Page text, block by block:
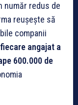
număr redus de
reușește să
companii
fiecare angajat a
600.000 de